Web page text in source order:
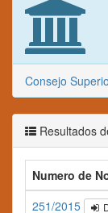
Consejo
Resultados
Numero de
251/2015